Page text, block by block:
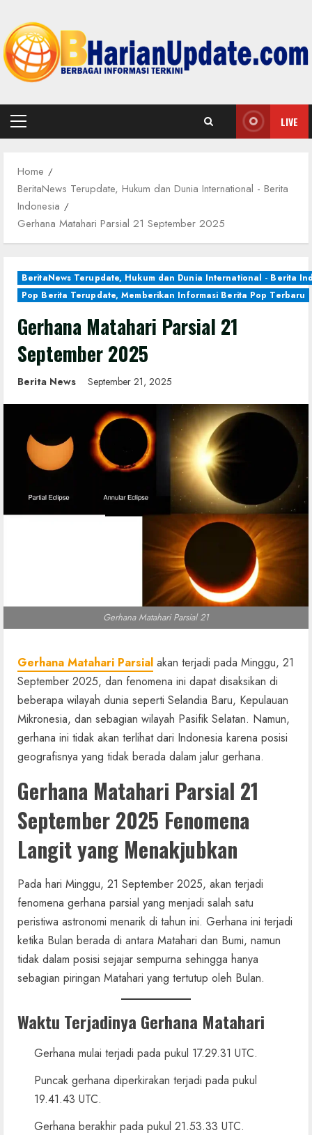
content
Primary
LIVE
Home
BeritaNews Terupdate, Hukum dan Dunia International - Berita
Indonesia
Gerhana Matahari Parsial 21 September 2025
BeritaNews Terupdate, Hukum dan Dunia International - Berita
Pop Berita Terupdate, Memberikan Informasi Berita Pop Terbaru
Gerhana Matahari Parsial 21
September 2025
Berita News September 21, 2025
Gerhana Matahari Parsial 21
Gerhana Matahari Parsial akan terjadi pada Minggu, 21
September 2025, dan fenomena ini dapat disaksikan di
beberapa wilayah dunia seperti Selandia Baru, Kepulauan
Mikronesia, dan sebagian wilayah Pasifik Selatan. Namun,
gerhana ini tidak akan terlihat dari Indonesia karena posisi
geografisnya yang tidak berada dalam jalur gerhana.
Gerhana Matahari Parsial 21
September 2025 Fenomena
Langit yang Menakjubkan
Pada hari Minggu, 21 September 2025, akan terjadi
fenomena gerhana parsial yang menjadi salah satu
peristiwa astronomi menarik di tahun ini. Gerhana ini terjadi
ketika Bulan berada di antara Matahari dan Bumi, namun
tidak dalam posisi sejajar sempurna sehingga hanya
sebagian piringan Matahari yang tertutup oleh Bulan.
Waktu Terjadinya Gerhana Matahari
Gerhana mulai terjadi pada pukul 17.29.31 UTC.
Puncak gerhana diperkirakan terjadi pada pukul
19.41.43 UTC.
Gerhana berakhir pada pukul 21.53.33 UTC.